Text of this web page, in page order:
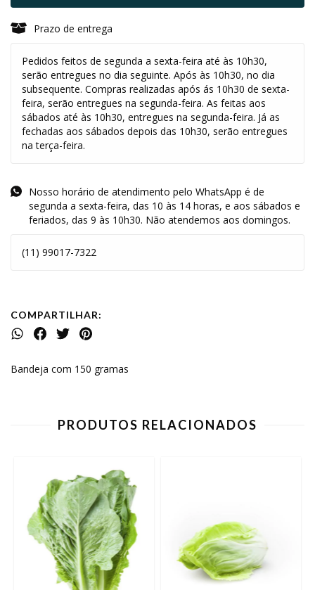
Prazo de entrega
Pedidos feitos de segunda a sexta-feira até às 10h30,
serão entregues no dia seguinte. Após às 10h30, no dia
subsequente. Compras realizadas após ás 10h30 de sexta-
feira, serão entregues na segunda-feira. As feitas aos
sábados até às 10h30, entregues na segunda-feira. Já as
fechadas aos sábados depois das 10h30, serão entregues
na terça-feira.
Nosso horário de atendimento pelo WhatsApp é de
segunda a sexta-feira, das 10 às 14 horas, e aos sábados e
feriados, das 9 às 10h30. Não atendemos aos domingos.
(11) 99017-7322
COMPARTILHAR:
Bandeja com 150 gramas
PRODUTOS RELACIONADOS